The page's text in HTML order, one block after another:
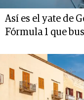
Así es el yate de
Fórmula 1 que